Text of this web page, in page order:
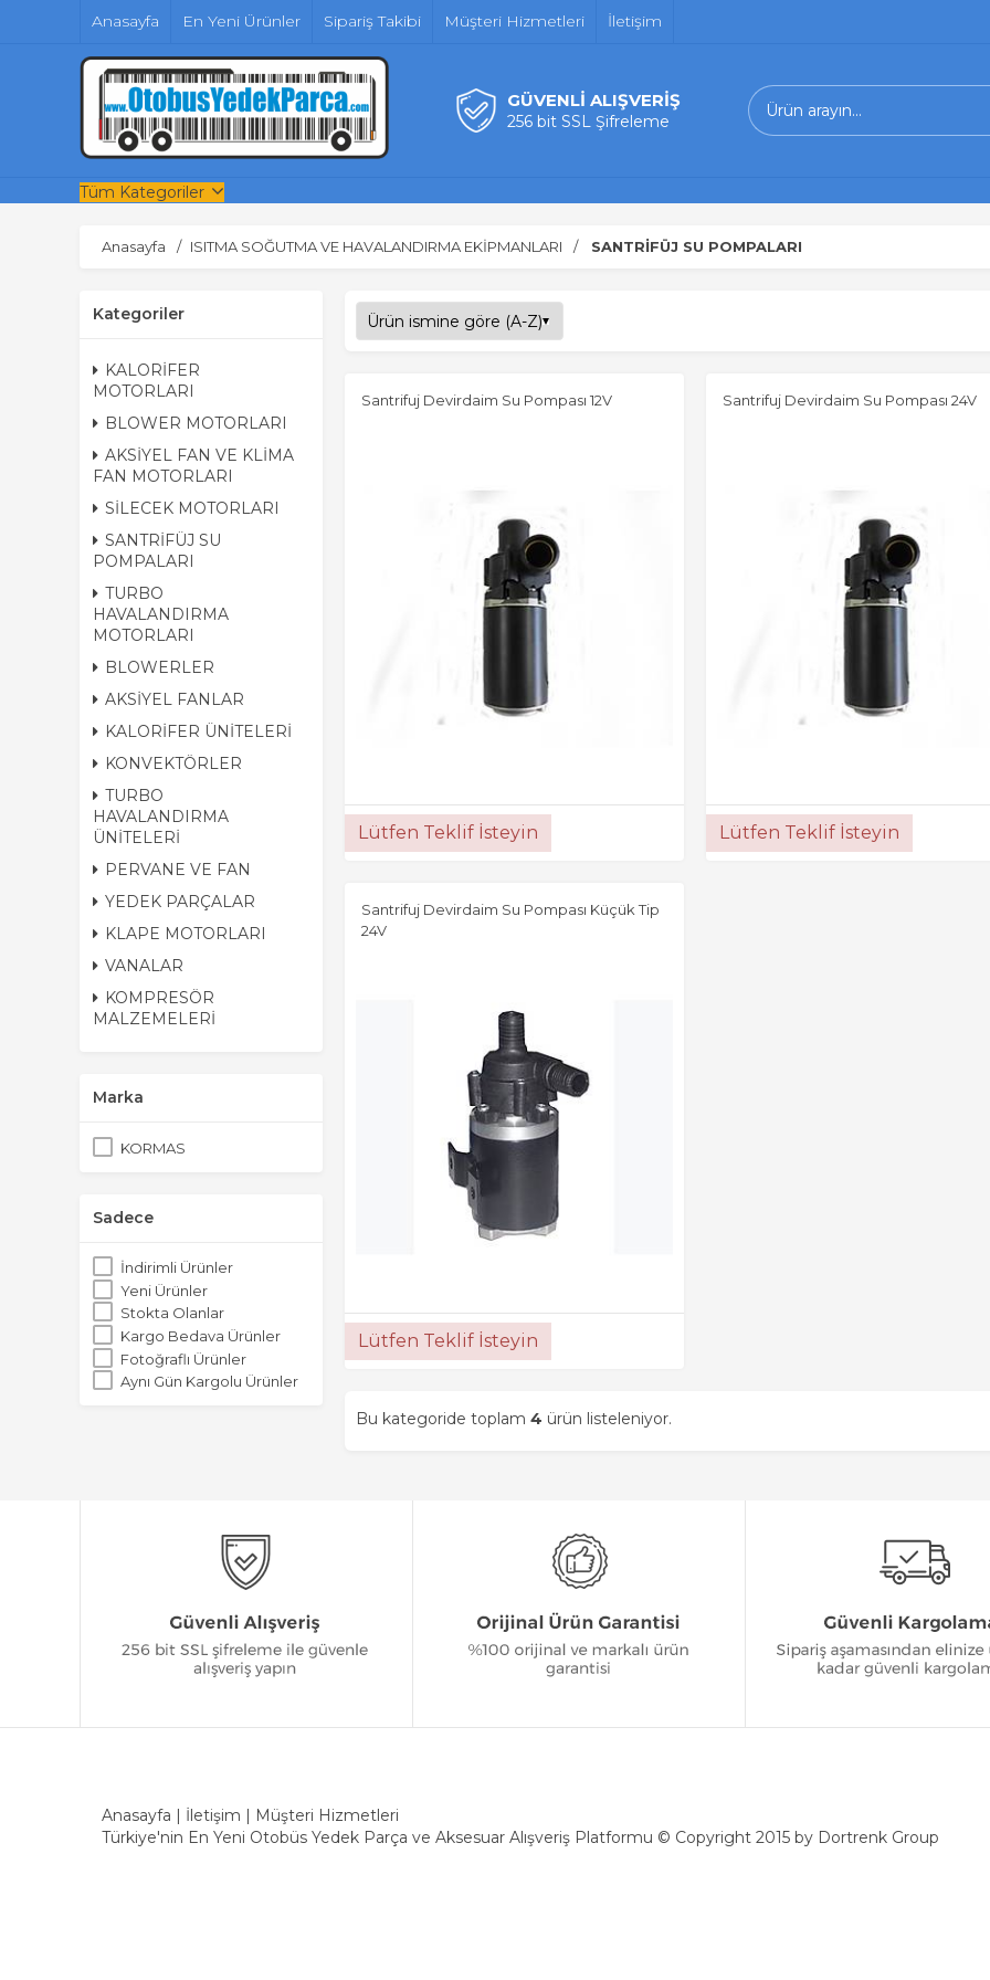
Anasayfa En Yeni Ürünler Sipariş Takibi Müşteri Hizmetleri İletişim
GÜVENLİ ALIŞVERİŞ
256 bit SSL Şifreleme
Tüm Kategoriler
Anasayfa ISITMA SOĞUTMA VE HAVALANDIRMA EKİPMANLARI SANTRİFÜJ SU POMPALARI
Kategoriler
KALORİFER
MOTORLARI
BLOWER MOTORLARI
AKSİYEL FAN VE KLİMA
FAN MOTORLARI
SİLECEK MOTORLARI
SANTRİFÜJ SU
POMPALARI
TURBO
HAVALANDIRMA
MOTORLARI
BLOWERLER
AKSİYEL FANLAR
KALORİFER ÜNİTELERİ
KONVEKTÖRLER
TURBO
HAVALANDIRMA
ÜNİTELERİ
PERVANE VE FAN
YEDEK PARÇALAR
KLAPE MOTORLARI
VANALAR
KOMPRESÖR
MALZEMELERİ
Marka
KORMAS
Sadece
İndirimli Ürünler
Yeni Ürünler
Stokta Olanlar
Kargo Bedava Ürünler
Fotoğraflı Ürünler
Aynı Gün Kargolu Ürünler
Santrifuj Devirdaim Su Pompası 12V
Lütfen Teklif İsteyin
Santrifuj Devirdaim Su Pompası 24V
Lütfen Teklif İsteyin
Santrifuj Devirdaim Su Pompası Küçük Tip
24V
Lütfen Teklif İsteyin
Bu kategoride toplam 4 ürün listeleniyor.
Anasayfa | İletişim | Müşteri Hizmetleri
Türkiye'nin En Yeni Otobüs Yedek Parça ve Aksesuar Alışveriş Platformu © Copyright 2015 by Dortrenk Group